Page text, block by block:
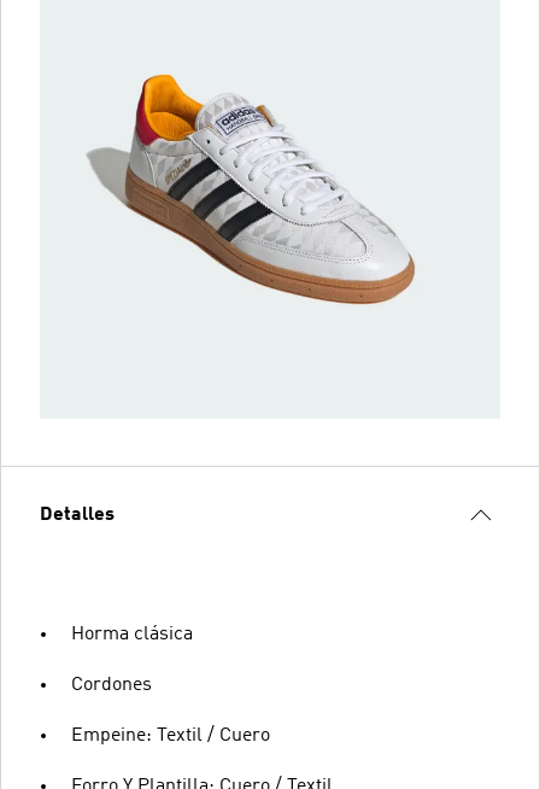
Detalles
Horma clásica
Cordones
Empeine: Textil / Cuero